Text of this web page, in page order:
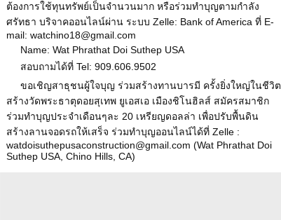
ต้องการใช้ทุนทรัพย์เป็นจำนวนมาก หรือร่วมทำบุญตามกำลัง
ศรัทธา บริจาคออนไลน์ผ่าน ระบบ Zelle: Bank of America ที่ E-
mail: watchino18@gmail.com
Name: Wat Phrathat Doi Suthep USA
สอบถามได้ที่ Tel: 909.606.9502
ขอเชิญสาธุชนผู้ใจบุญ ร่วมสร้างทานบารมี ครั้งยิ่งใหญ่ในชีวิต
สร้างวัดพระธาตุดอยสุเทพ ยูเอสเอ เมืองชิโนฮิลส์ สมัครสมาชิก
ร่วมทำบุญประจำเดือนๆละ 20 เหรียญดอลล่า เพื่อปรับพื้นดิน
สร้างลานจอดรถให้เสร็จ ร่วมทำบุญออนไลน์ได้ที่ Zelle :
watdoisuthepusaconstruction@gmail.com (Wat Phrathat Doi
Suthep USA, Chino Hills, CA)